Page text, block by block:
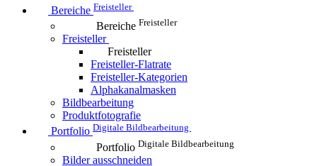
Bereiche Freisteller
Bereiche Freisteller
Freisteller
Freisteller
Freisteller-Flatrate
Freisteller-Kategorien
Alphakanalmasken
Bildbearbeitung
Produktfotografie
Portfolio Digitale Bildbearbeitung
Portfolio Digitale Bildbearbeitung
Bilder ausschneiden